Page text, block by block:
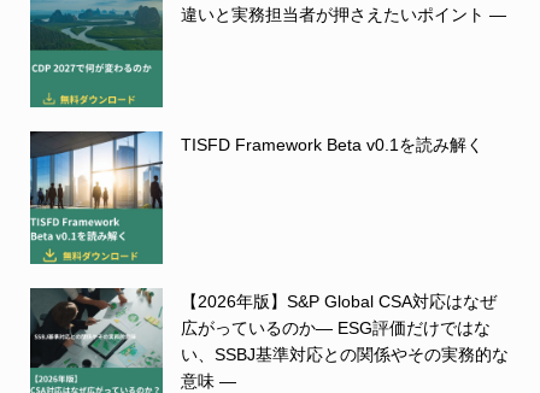
違いと実務担当者が押さえたいポイント ―
TISFD Framework Beta v0.1を読み解く
【2026年版】S&P Global CSA対応はなぜ
広がっているのか― ESG評価だけではな
い、SSBJ基準対応との関係やその実務的な
意味 ―